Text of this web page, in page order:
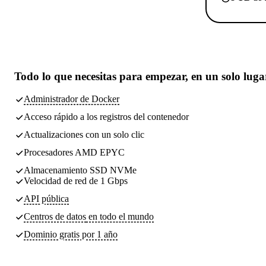
Todo lo que necesitas para empezar, en un solo
Administrador de Docker
Acceso rápido a los registros del contenedor
Actualizaciones con un solo clic
Procesadores AMD EPYC
Almacenamiento SSD NVMe
Velocidad de red de 1 Gbps
API pública
Centros de datos en todo el mundo
Dominio gratis por 1 año